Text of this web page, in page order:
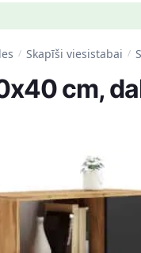
/ Skapīši viesistabai /
cm,